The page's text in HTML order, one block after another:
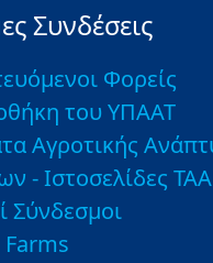
Συνδέσεις
Φορείς
του ΥΠΑΑΤ
Αγροτικής
- Ιστοσελίδες
Σύνδεσμοι